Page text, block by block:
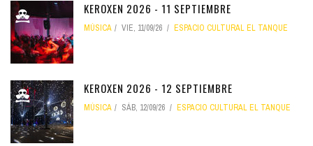
KEROXEN 2026 - 11 SEPTIEMBRE
MÚSICA VIE, 11/09/26 ESPACIO CULTURAL EL TANQUE
KEROXEN 2026 - 12 SEPTIEMBRE
MÚSICA SÁB, 12/09/26 ESPACIO CULTURAL EL TANQUE